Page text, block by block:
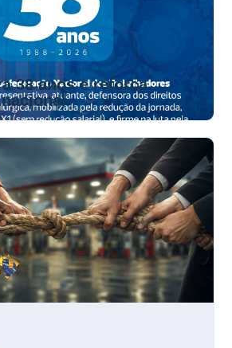
38 anos e reforça